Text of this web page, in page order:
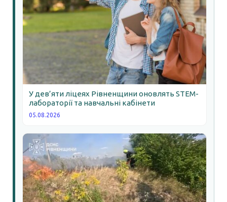
У дев’яти ліцеях Рівненщини оновлять STEM-
лабораторії та навчальні кабінети
05.08.2026